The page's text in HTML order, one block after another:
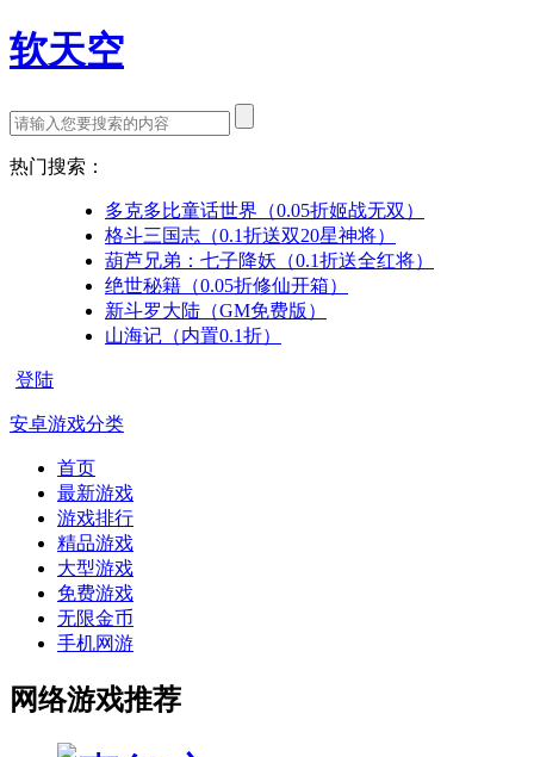
软天空
热门搜索：
多克多比童话世界（0.05折姬战无双）
格斗三国志（0.1折送双20星神将）
葫芦兄弟：七子降妖（0.1折送全红将）
绝世秘籍（0.05折修仙开箱）
新斗罗大陆（GM免费版）
山海记（内置0.1折）
登陆
安卓游戏分类
首页
最新游戏
游戏排行
精品游戏
大型游戏
免费游戏
无限金币
手机网游
网络游戏推荐